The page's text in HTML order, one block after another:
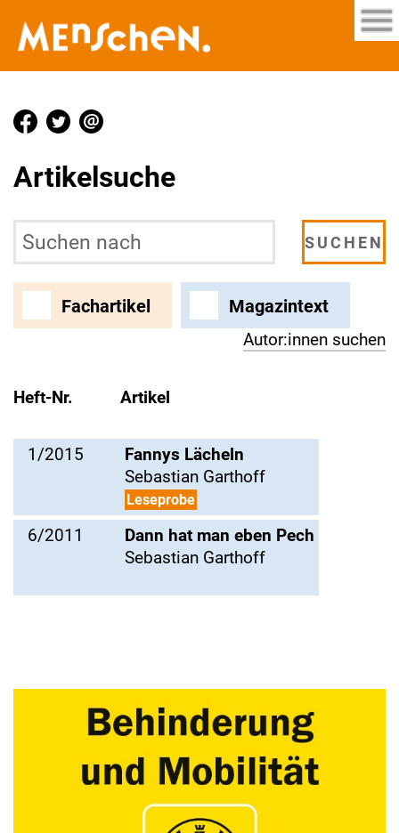
Artikelsuche
Fachartikel Magazintext
Autor:innen suchen
Heft-Nr. Artikel
1/2015
Fannys Lächeln
Sebastian Garthoff
Leseprobe
6/2011
Dann hat man eben Pech
Sebastian Garthoff